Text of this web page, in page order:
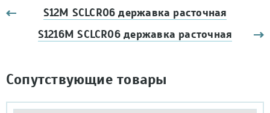
S12M SCLCR06 державка расточная
S1216М SCLCR06 державка расточная
Сопутствующие товары